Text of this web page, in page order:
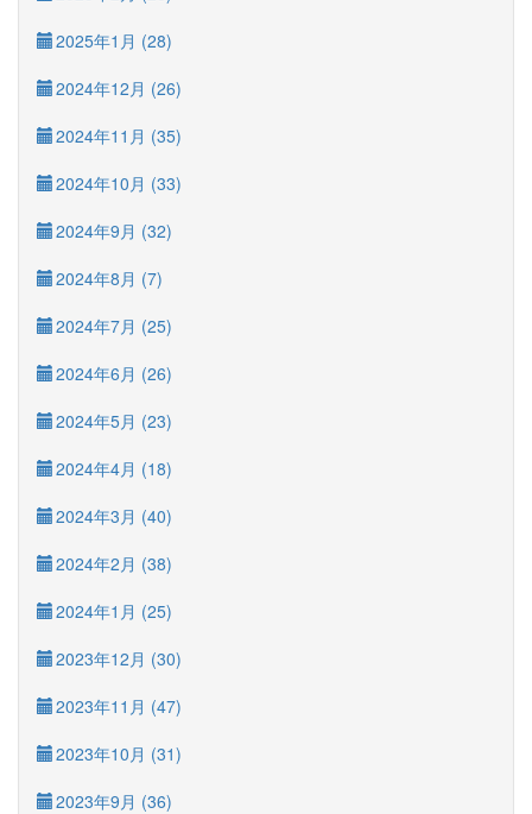
2025年1月 (28)
2024年12月 (26)
2024年11月 (35)
2024年10月 (33)
2024年9月 (32)
2024年8月 (7)
2024年7月 (25)
2024年6月 (26)
2024年5月 (23)
2024年4月 (18)
2024年3月 (40)
2024年2月 (38)
2024年1月 (25)
2023年12月 (30)
2023年11月 (47)
2023年10月 (31)
2023年9月 (36)